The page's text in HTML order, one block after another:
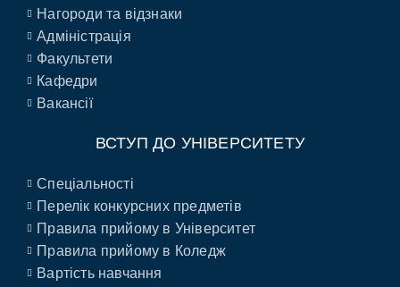
Нагороди та відзнаки
Адміністрація
Факультети
Кафедри
Вакансії
ВСТУП ДО УНІВЕРСИТЕТУ
Спеціальності
Перелік конкурсних предметів
Правила прийому в Університет
Правила прийому в Коледж
Вартість навчання